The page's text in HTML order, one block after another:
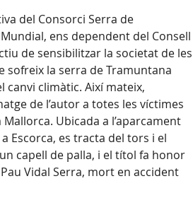
del Consorci Serra de
ens dependent del Consell
de sensibilitzar la societat de les
sofreix la serra de Tramuntana
canvi climàtic. Així mateix,
de l’autor a totes les víctimes
Ubicada a l’aparcament
Escorca, es tracta del tors i el
capell de palla, i el títol fa honor
Vidal Serra, mort en accident